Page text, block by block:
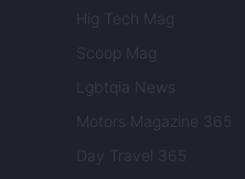
Hig Tech Mag
Scoop Mag
Lgbtqia News
Motors Magazine 365
Day Travel 365